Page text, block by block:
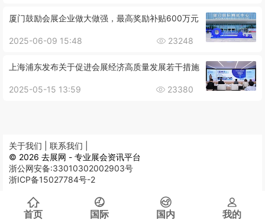
厦门鼓励会展企业做大做强，最高奖励补贴600万元
2025-06-09 15:48 23248
上海浦东发布关于促进会展经济高质量发展若干措施
2025-05-15 13:59 23380
首页 国际 国内 我的
关于我们 | 联系我们 |
© 2026 去展网 - 专业展会资讯平台
浙公网安备:33010302002903号
浙ICP备15027784号-2